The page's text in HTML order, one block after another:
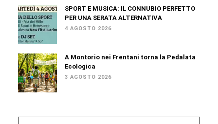
SPORT E MUSICA: IL CONNUBIO PERFETTO
PER UNA SERATA ALTERNATIVA
4 AGOSTO 2026
A Montorio nei Frentani torna la Pedalata
Ecologica
3 AGOSTO 2026